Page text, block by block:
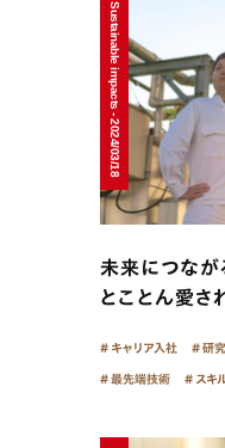
Sustainable impacts - 2024/03/18
未来につなが
とことん愛さ
キャリア入社 研究
最先端技術 スキ